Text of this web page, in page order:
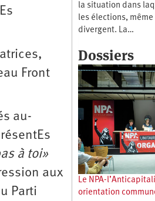
Front
au-
à toi»
aux
Parti
la situation dans
les élections,
divergent. La…
Dossiers
Le NPA-
orientation